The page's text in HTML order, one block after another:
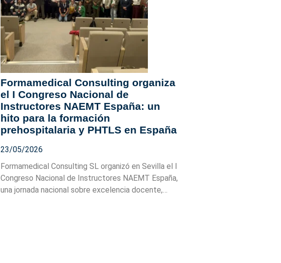
Formamedical Consulting organiza
el I Congreso Nacional de
Instructores NAEMT España: un
hito para la formación
prehospitalaria y PHTLS en España
23/05/2026
Formamedical Consulting SL organizó en Sevilla el I
Congreso Nacional de Instructores NAEMT España,
una jornada nacional sobre excelencia docente,…